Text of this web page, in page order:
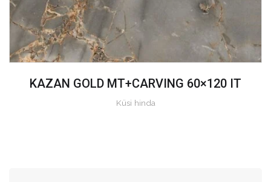
KAZAN GOLD MT+CARVING 60×120 IT
Küsi hinda